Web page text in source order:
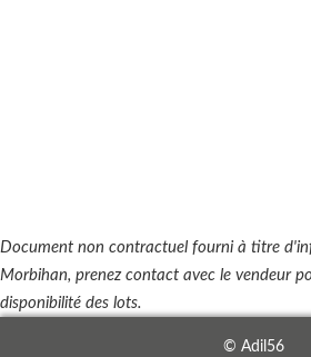
Document non contractuel fourni à titre
Morbihan, prenez contact avec le vendeur
disponibilité des lots.
© Adil56